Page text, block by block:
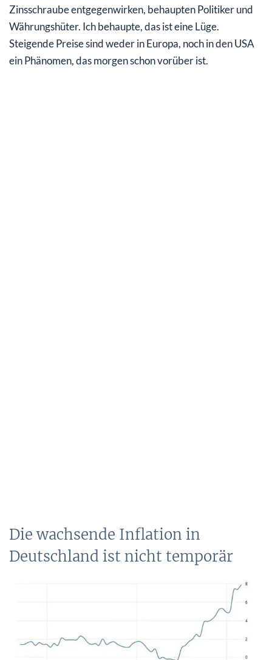
Entwicklung der Inflationserwartungen von
Unternehmen in Deutschland
Die Inflationserwartungen schieben den Goldpreis an
Zinsschraube entgegenwirken, behaupten Politiker und
Währungshüter. Ich behaupte, das ist eine Lüge.
Steigende Preise sind weder in Europa, noch in den USA
ein Phänomen, das morgen schon vorüber ist.
Die wachsende Inflation in
Deutschland ist nicht temporär